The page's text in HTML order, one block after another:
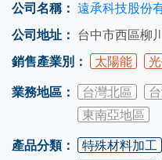
公司名稱： 遠承科技股份
公司地址：
台中市西區柳
銷售產業別：
太陽能
業務地區： 台灣北區
東南亞地區
產品分類： 特殊材料加工